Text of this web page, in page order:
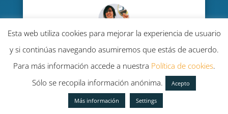
Masterclass: Emprende
Comiendo Saludable
Isa Bofill, de VidAlimentada, te
mostrará cómo la falta de tiempo
Esta web utiliza cookies para mejorar la experiencia de usuario
y si continúas navegando asumiremos que estás de acuerdo.
Para más información accede a nuestra Política de cookies.
Sólo se recopila información anónima.
Acepto
Más información Settings